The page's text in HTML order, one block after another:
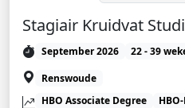
Stagiair Kruidvat
September 2026 22 - 39
Renswoude
HBO Associate Degree